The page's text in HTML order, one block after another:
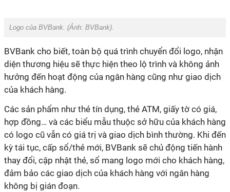
Logo của BVBank. (Ảnh: BVBank).
BVBank cho biết, toàn bộ quá trình chuyển đổi logo, nhận
diện thương hiệu sẽ thực hiện theo lộ trình và không ảnh
hưởng đến hoạt động của ngân hàng cũng như giao dịch
của khách hàng.
Các sản phẩm như thẻ tín dụng, thẻ ATM, giấy tờ có giá,
hợp đồng… và các biểu mẫu thuộc sở hữu của khách hàng
có logo cũ vẫn có giá trị và giao dịch bình thường. Khi đến
kỳ tái tục, cấp sổ/thẻ mới, BVBank sẽ chủ động tiến hành
thay đổi, cập nhật thẻ, sổ mang logo mới cho khách hàng,
đảm bảo các giao dịch của khách hàng với ngân hàng
không bị gián đoạn.